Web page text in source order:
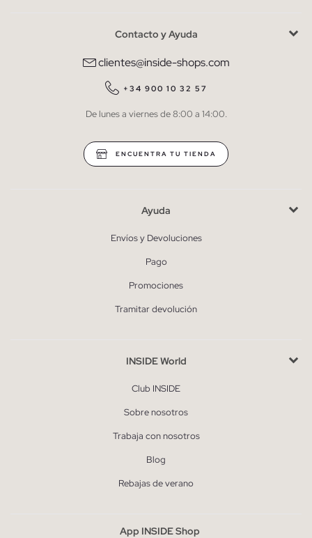
He leído y entiendo lapolítica de privacidad
QUIERO SUSCRIBIRME
* Puedes cancelar la suscripción en cualquier momento.
Contacto y Ayuda
clientes@inside-shops.com
+34 900 10 32 57
De lunes a viernes de 8:00 a 14:00.
ENCUENTRA TU TIENDA
Ayuda
Envíos y Devoluciones
Pago
Promociones
Tramitar devolución
INSIDE World
Club INSIDE
Sobre nosotros
Trabaja con nosotros
Blog
Rebajas de verano
App INSIDE Shop